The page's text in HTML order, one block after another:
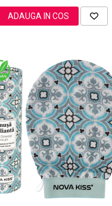
ADAUGA IN COS